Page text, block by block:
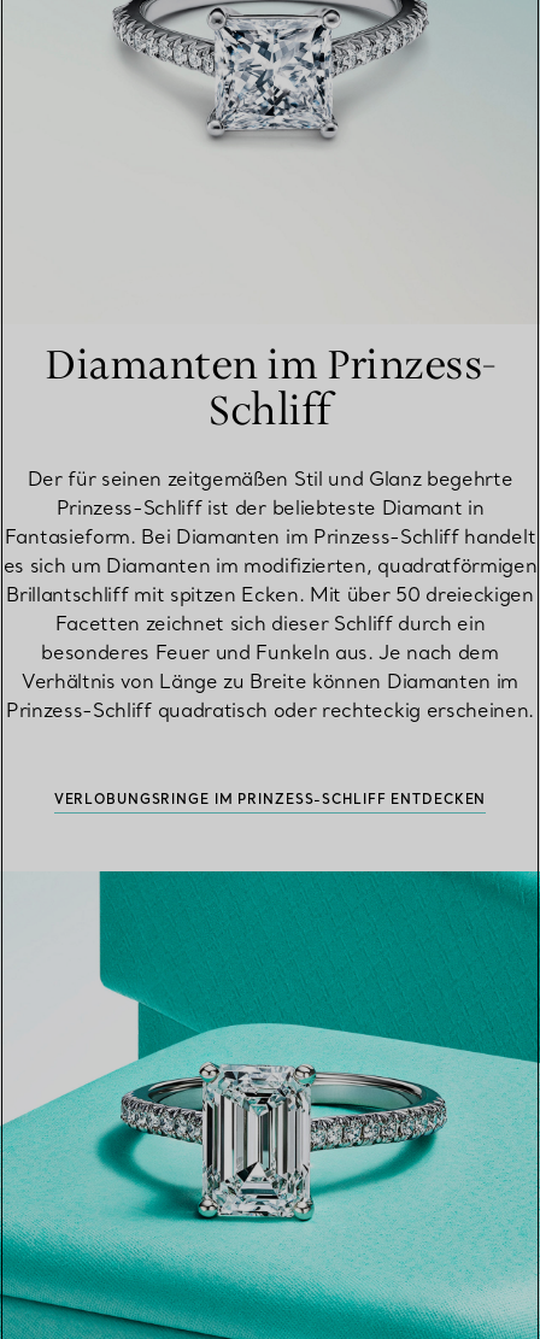
Diamanten im Prinzess-
Schliff
Der für seinen zeitgemäßen Stil und Glanz begehrte
Prinzess-Schliff ist der beliebteste Diamant in
Fantasieform. Bei Diamanten im Prinzess-Schliff handelt
es sich um Diamanten im modifizierten, quadratförmigen
Brillantschliff mit spitzen Ecken. Mit über 50 dreieckigen
Facetten zeichnet sich dieser Schliff durch ein
besonderes Feuer und Funkeln aus. Je nach dem
Verhältnis von Länge zu Breite können Diamanten im
Prinzess-Schliff quadratisch oder rechteckig erscheinen.
VERLOBUNGSRINGE IM PRINZESS-SCHLIFF ENTDECKEN